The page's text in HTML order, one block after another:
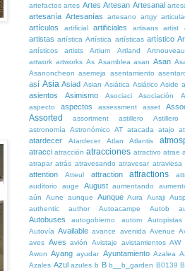
artefactos artes Artes Artesan Artesanal
artesanía Artesanías artesano artgy
artículos artificial artificiales artisans artist
artistas artística Artística artísticas artístico
artísticos artists Artium Artland Artnouveau
artwork artworks As Asamblea asan Asan
Asanoncheon asemeja asentamiento
así Asia Asiad Asian Asiática Asiático Aside
asientos Asimismo Asociaci Asociación
aspecto
aspectos assessment asset
Assorted assortment astillero Astillero
astronomía
Astronómico AT atacada atajo
atardecer Atardecer Atlan Atlantis
atracci atracción atracciones atractivo atrae
atrapar atrás atravesando atravesar atraviesa
attention Atteul attraction attractions
auditorio
auge August aumentando
aún
Aune aunque Aunque Aura Auraji
authentic
author Autoacampe Autob
Autobuses autogobierno autom Autopistas
Autovía Available avance avenida Avenue
aves Aves avión Avistaje avistamientos AW
Awon Ayang ayudar Ayuntamiento Azalea
Azales Azul azules b B b__b_garden B0139